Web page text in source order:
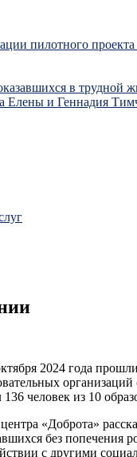
пилотного
в трудной
Елены и Геннадия
2024 года
человек из 10
«Доброта»
без
с другими